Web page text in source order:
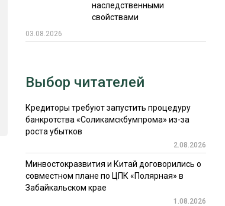
наследственными
свойствами
03.08.2026
Выбор читателей
Кредиторы требуют запустить процедуру
банкротства «Соликамскбумпрома» из-за
роста убытков
2.08.2026
Минвостокразвития и Китай договорились о
совместном плане по ЦПК «Полярная» в
Забайкальском крае
1.08.2026